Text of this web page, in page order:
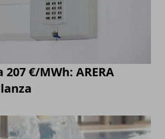
€/MWh: ARERA